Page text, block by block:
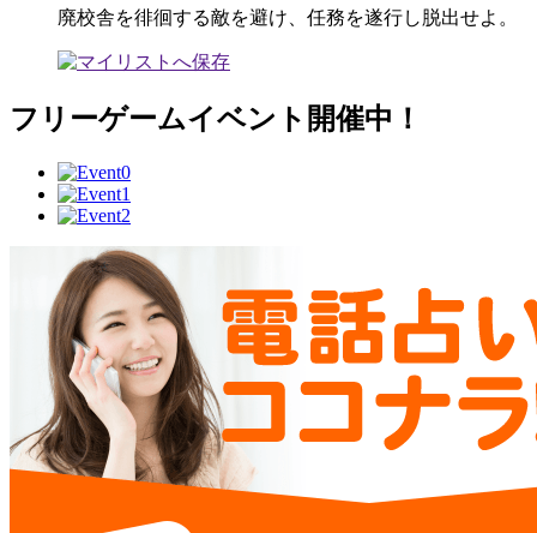
廃校舎を徘徊する敵を避け、任務を遂行し脱出せよ。
フリーゲームイベント開催中！